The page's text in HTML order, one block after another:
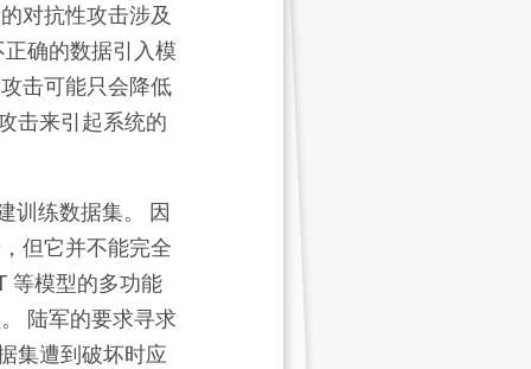
的对抗性攻击涉及
确的数据引入模
击可能只会降低
击来引起系统的
训练数据集。 因
但它并不能完全
等模型的多功能
陆军的要求寻求
集遭到破坏时应